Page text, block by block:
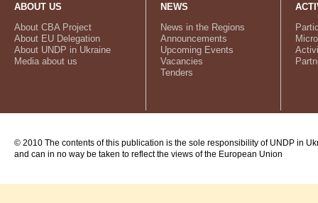
ABOUT US
About CBA Project
About EU Delegation
About UNDP in Ukraine
Media about us
NEWS
News in the Regions
Announcements
Upcoming Events
Vacancies
Tenders
© 2010 The contents of this publication is the sole responsibility of UNDP in
and can in no way be taken to reflect the views of the European Union